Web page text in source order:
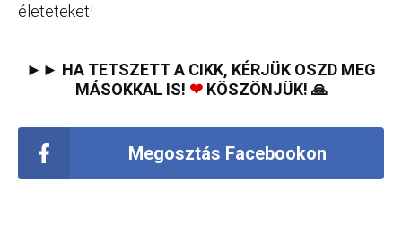
életeteket!
►► HA TETSZETT A CIKK, KÉRJÜK OSZD MEG
MÁSOKKAL IS! ❤KÖSZÖNJÜK! 🙏
Megosztás Facebookon